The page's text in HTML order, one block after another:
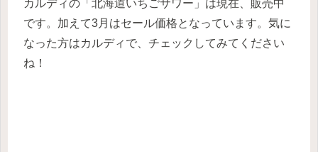
カルディの「北海道いちごサワー」は現在、販売中
です。加えて3月はセール価格となっています。気に
なった方はカルディで、チェックしてみてください
ね！